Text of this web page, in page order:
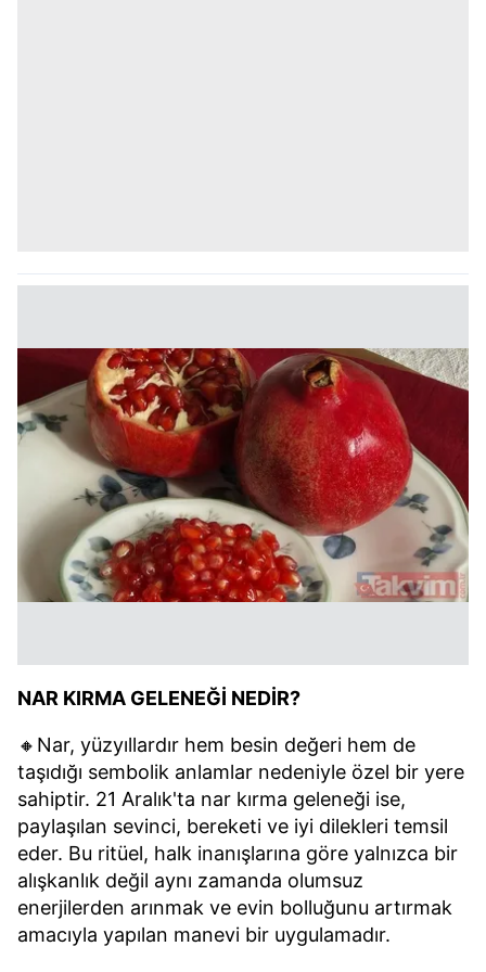
NAR KIRMA GELENEĞİ NEDİR?
🔸Nar, yüzyıllardır hem besin değeri hem de
taşıdığı sembolik anlamlar nedeniyle özel bir yere
sahiptir. 21 Aralık'ta nar kırma geleneği ise,
paylaşılan sevinci, bereketi ve iyi dilekleri temsil
eder. Bu ritüel, halk inanışlarına göre yalnızca bir
alışkanlık değil aynı zamanda olumsuz
enerjilerden arınmak ve evin bolluğunu artırmak
amacıyla yapılan manevi bir uygulamadır.